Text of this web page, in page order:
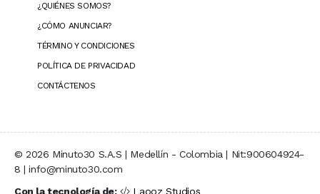
¿QUIÉNES SOMOS?
¿CÓMO ANUNCIAR?
TÉRMINO Y CONDICIONES
POLÍTICA DE PRIVACIDAD
CONTÁCTENOS
© 2026 Minuto30 S.A.S | Medellín - Colombia | Nit:900604924-
8 | info@minuto30.com
Con la tecnología de:
Laooz Studios